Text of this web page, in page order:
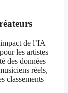
de l’IA
les artistes
des données
réels,
classements